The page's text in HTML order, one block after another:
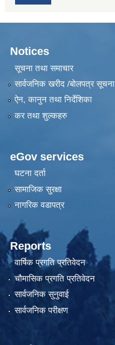
Notices
सूचना तथा समाचार
सार्वजनिक खरीद /बोलपत्र सूचना
ऐन, कानुन तथा निर्देशिका
कर तथा शुल्कहरु
eGov services
घटना दर्ता
सामाजिक सुरक्षा
नागरिक वडापत्र
Reports
वार्षिक प्रगति प्रतिवेदन
चौमासिक प्रगति प्रतिवेदन
सार्वजनिक सुनुवाई
सार्वजनिक परीक्षण